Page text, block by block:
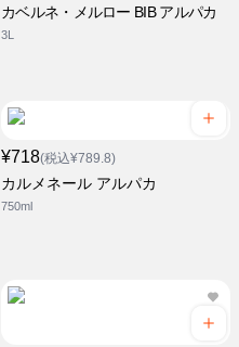
カベルネ・メルロー BIB アルパカ
3L
¥718(税込¥789.8)
カルメネール アルパカ
750ml